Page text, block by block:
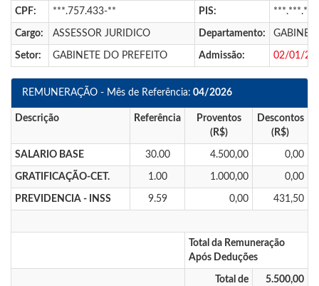
CPF: ***.757.433-** PIS: ***.***.***
Cargo: ASSESSOR JURIDICO Departamento:
Setor: GABINETE DO PREFEITO Admissão: 02/01/
REMUNERAÇÃO - Mês de Referência: 04/2026
Descrição Referência
Proventos
(R$)
Descontos
(R$)
SALARIO BASE 30.00 4.500,00 0,00
GRATIFICAÇÃO-CET. 1.00 1.000,00 0,00
PREVIDENCIA - INSS 9.59 0,00 431,50
Total da Remuneração
Após Deduções
Total de
5.500,00